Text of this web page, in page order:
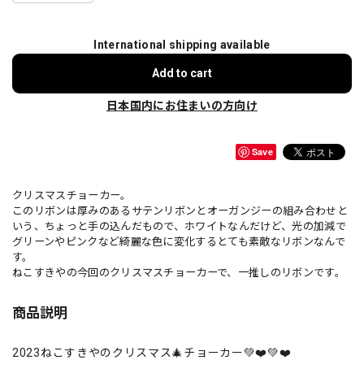
International shipping available
Add to cart
日本国内にお住まいの方向け
Save
クリスマスチョーカー。
このリボンは厚みのあるサテンリボンとオーガンジーの組み合わせと
いう、ちょっと手の込んだもので、ホワイトなんだけど、光の加減で
グリーンやピンクなど綺麗な色に変化するとても素敵なリボンなんで
す。
ねこすきやの今回のクリスマスチョーカーで、一推しのリボンです。
商品説明
2023ねこすきやのクリスマス🎄チョーカー💚❤️💚❤️